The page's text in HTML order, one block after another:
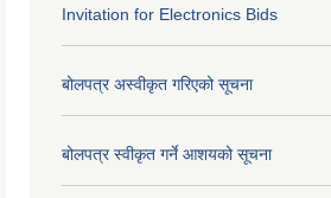
Invitation for Electronics Bids
बोलपत्र अस्वीकृत गरिएको सूचना
बोलपत्र स्वीकृत गर्ने आशयको सूचना